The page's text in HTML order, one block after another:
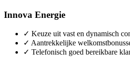
Innova Energie
✓ Keuze uit vast en dynamisch
✓ Aantrekkelijke
✓ Telefonisch goed bereikbare